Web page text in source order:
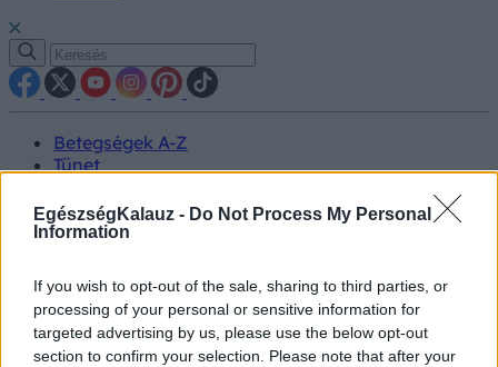
EgészségKalauz - Do Not Process My Personal
Information
If you wish to opt-out of the sale, sharing to third parties, or
processing of your personal or sensitive information for
targeted advertising by us, please use the below opt-out
section to confirm your selection. Please note that after your
Betegségek A-Z
Tünet
Kezelés
Életmódváltás
Prevenció
Hírek
Videók
Kisállatok egészsége